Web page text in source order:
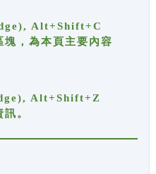
Alt+Shift+C
，為本頁主要內容
Alt+Shift+Z
。